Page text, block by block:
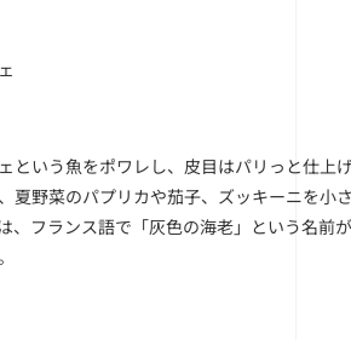
という魚をポワレし、皮目はパリっと仕上げ
夏野菜のパプリカや茄子、ズッキーニを小
、フランス語で「灰色の海老」という名前